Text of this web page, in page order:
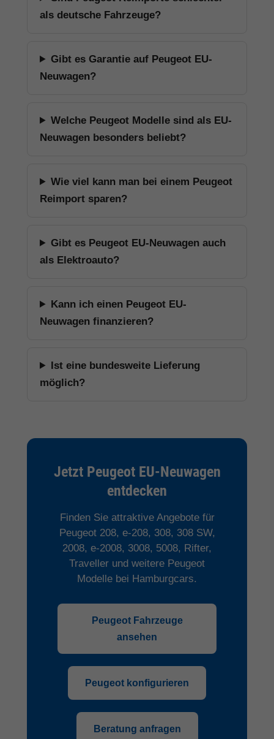
als deutsche Fahrzeuge?
Gibt es Garantie auf Peugeot EU-
Neuwagen?
Welche Peugeot Modelle sind als EU-
Neuwagen besonders beliebt?
Wie viel kann man bei einem Peugeot
Reimport sparen?
Gibt es Peugeot EU-Neuwagen auch
als Elektroauto?
Kann ich einen Peugeot EU-
Neuwagen finanzieren?
Ist eine bundesweite Lieferung
möglich?
Jetzt Peugeot EU-Neuwagen
entdecken
Finden Sie attraktive Angebote für
Peugeot 208, e-208, 308, 308 SW,
2008, e-2008, 3008, 5008, Rifter,
Traveller und weitere Peugeot
Modelle bei Hamburgcars.
Peugeot Fahrzeuge
ansehen
Peugeot konfigurieren
Beratung anfragen